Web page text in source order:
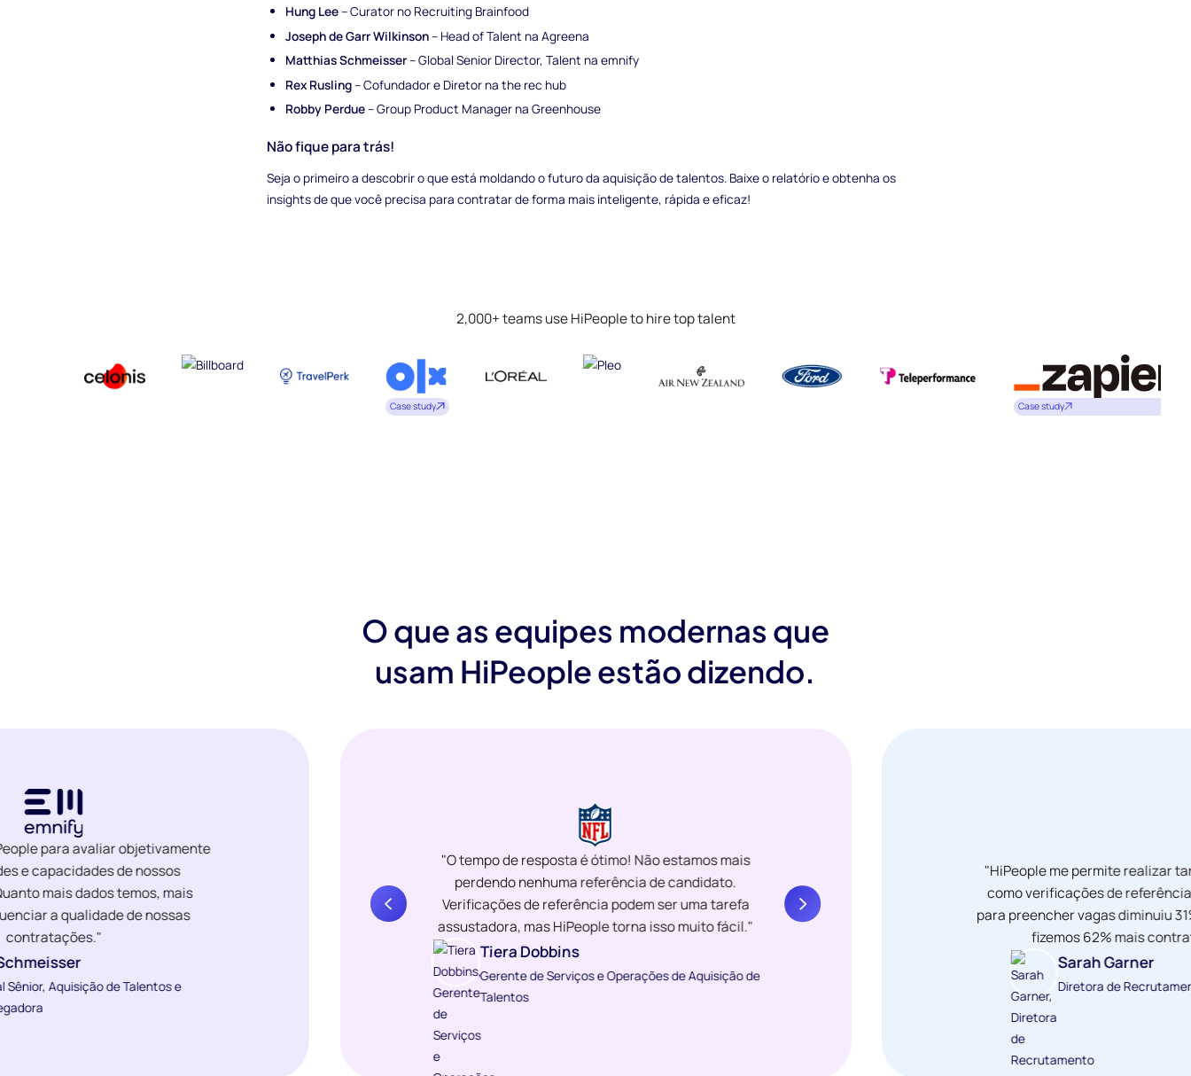
Hung Lee– Curator no Recruiting Brainfood
Joseph de Garr Wilkinson– Head of Talent na Agreena
Matthias Schmeisser– Global Senior Director, Talent na emnify
Rex Rusling– Cofundador e Diretor na the rec hub
Robby Perdue– Group Product Manager na Greenhouse
Não fique para trás!
Seja o primeiro a descobrir o que está moldando o futuro da aquisição de talentos. Baixe o relatório e obtenha os
insights de que você precisa para contratar de forma mais inteligente, rápida e eficaz!
2,000+ teams use HiPeople to hire top talent
Case study Case study
O que as equipes modernas que
usam HiPeople estão dizendo.
para avaliar objetivamente
e capacidades de nossos
mais dados temos, mais
a qualidade de nossas
contratações."
Sênior, Aquisição de Talentos e
"O tempo de resposta é ótimo! Não estamos mais
perdendo nenhuma referência de candidato.
Verificações de referência podem ser uma tarefa
assustadora, mas HiPeople torna isso muito fácil."
Tiera Dobbins
Gerente de Serviços e Operações de Aquisição de
Talentos
"HiPeople me permite realizar
como verificações de
para preencher vagas diminuiu
fizemos 62% mais
Sarah Garner
Diretora de